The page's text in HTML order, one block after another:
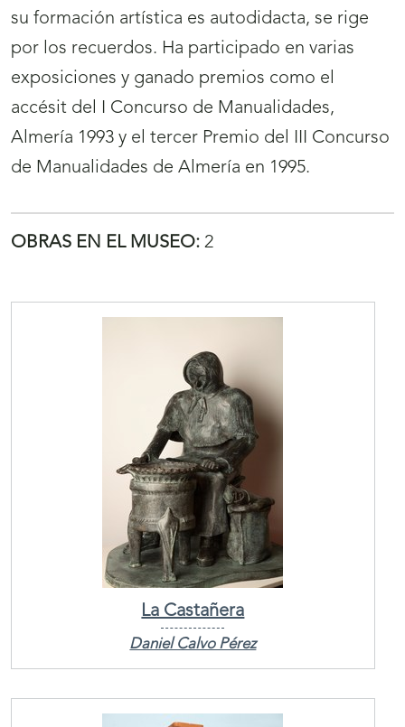
su formación artística es autodidacta, se rige
por los recuerdos. Ha participado en varias
exposiciones y ganado premios como el
accésit del I Concurso de Manualidades,
Almería 1993 y el tercer Premio del III Concurso
de Manualidades de Almería en 1995.
OBRAS EN EL MUSEO: 2
La Castañera
Daniel Calvo Pérez